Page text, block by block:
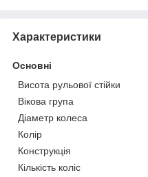
Характеристики
Основні
Висота рульової стійки
Вікова група
Діаметр колеса
Колір
Конструкція
Кількість коліс